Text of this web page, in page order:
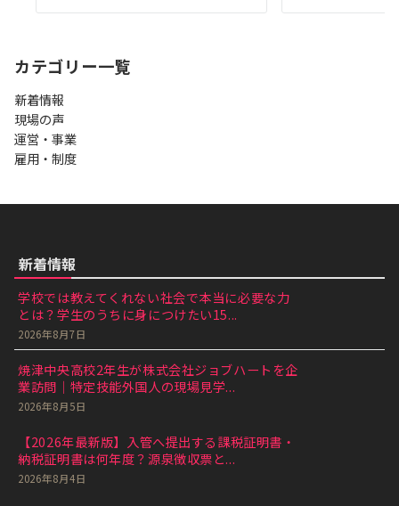
カテゴリー一覧
新着情報
現場の声
運営・事業
雇用・制度
新着情報
学校では教えてくれない社会で本当に必要な力
とは？学生のうちに身につけたい15...
2026年8月7日
焼津中央高校2年生が株式会社ジョブハートを企
業訪問｜特定技能外国人の現場見学...
2026年8月5日
【2026年最新版】入管へ提出する課税証明書・
納税証明書は何年度？源泉徴収票と...
2026年8月4日